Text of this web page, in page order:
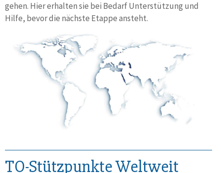
gehen. Hier erhalten sie bei Bedarf Unterstützung und
Hilfe, bevor die nächste Etappe ansteht.
TO-Stützpunkte Weltweit